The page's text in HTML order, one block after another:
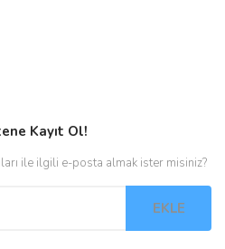
Kayıt Ol!
ile ilgili e-posta almak ister misiniz?
EKLE